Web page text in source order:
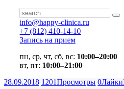
info@happy-clinica.ru
+7 (812) 410-14-10
Запись на прием
пн, ср, чт, сб, вс: 10:00–20:00
вт, пт: 10:00–21:00
28.09.2018 1201Просмотры 0Лайки